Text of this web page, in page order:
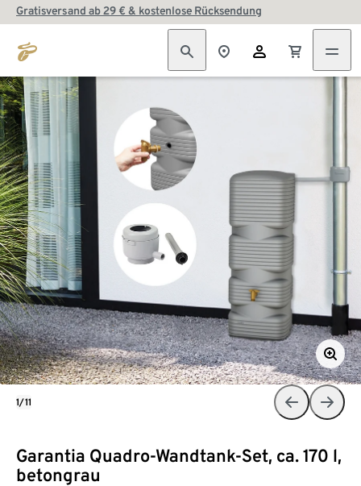
Gratisversand ab 29 € & kostenlose Rücksendung
Garantia Quadro-Wandtank-Set, ca. 170 l,
betongrau
1/11